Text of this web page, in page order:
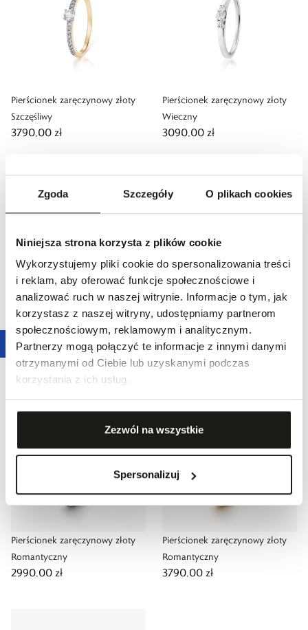
Zgoda Szczegóły O plikach cookies
Niniejsza strona korzysta z plików cookie
Wykorzystujemy pliki cookie do spersonalizowania treści
i reklam, aby oferować funkcje społecznościowe i
analizować ruch w naszej witrynie. Informacje o tym, jak
korzystasz z naszej witryny, udostępniamy partnerom
społecznościowym, reklamowym i analitycznym.
Partnerzy mogą połączyć te informacje z innymi danymi
otrzymanymi od Ciebie lub uzyskanymi podczas
korzystania z ich usług.
Zezwól na wszystkie
Spersonalizuj
Pierścionek zaręczynowy złoty
Szczęśliwy
3790,00 zł
Pierścionek zaręczynowy złoty
Wieczny
3090,00 zł
Promocja 31,3 %
Pierścionek złoty z brylantami
2190,00 zł
Najniższa cena z 30 dni przed
obniżką: 3190,00 zł -31,3%
Cena regularna:3190,00 zł -31,3%
Promocja 30,3%
Pierścionek złoty z brylantami
2990,00 zł
Najniższa cena z 30 dni przed
obniżką: 4290,00 zł -30,3%
Cena regularna:4290,00 zł
Pierścionek zaręczynowy złoty
Romantyczny
2990,00 zł
Pierścionek zaręczynowy złoty
Romantyczny
3790,00 zł